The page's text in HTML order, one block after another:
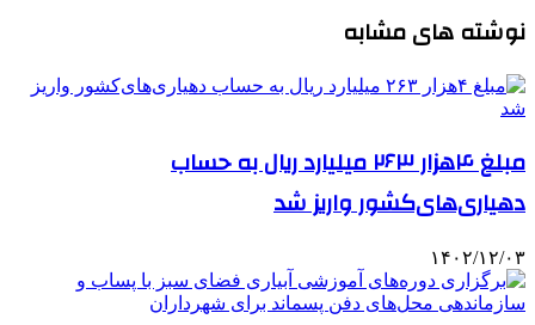
نوشته های مشابه
مبلغ ۴هزار ۲۶۳ میلیارد ریال به حساب
دهیاری‌های‌کشور واریز شد
۱۴۰۲/۱۲/۰۳